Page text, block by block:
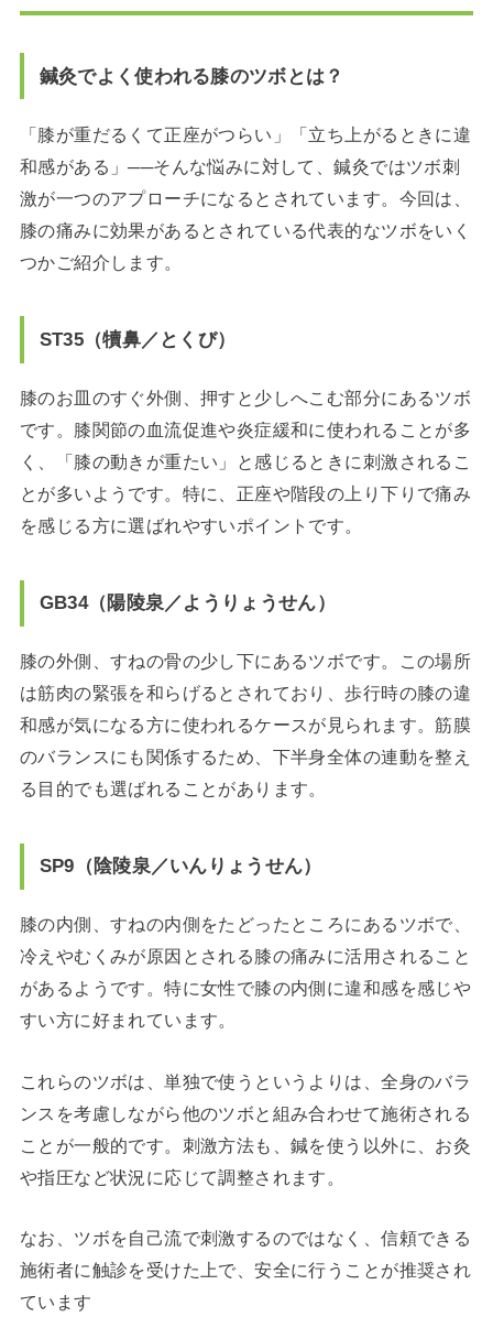
鍼灸でよく使われる膝のツボとは？
「膝が重だるくて正座がつらい」「立ち上がるときに違
和感がある」──そんな悩みに対して、鍼灸ではツボ刺
激が一つのアプローチになるとされています。今回は、
膝の痛みに効果があるとされている代表的なツボをいく
つかご紹介します。
ST35（犢鼻／とくび）
膝のお皿のすぐ外側、押すと少しへこむ部分にあるツボ
です。膝関節の血流促進や炎症緩和に使われることが多
く、「膝の動きが重たい」と感じるときに刺激されるこ
とが多いようです。特に、正座や階段の上り下りで痛み
を感じる方に選ばれやすいポイントです。
GB34（陽陵泉／ようりょうせん）
膝の外側、すねの骨の少し下にあるツボです。この場所
は筋肉の緊張を和らげるとされており、歩行時の膝の違
和感が気になる方に使われるケースが見られます。筋膜
のバランスにも関係するため、下半身全体の連動を整え
る目的でも選ばれることがあります。
SP9（陰陵泉／いんりょうせん）
膝の内側、すねの内側をたどったところにあるツボで、
冷えやむくみが原因とされる膝の痛みに活用されること
があるようです。特に女性で膝の内側に違和感を感じや
すい方に好まれています。
これらのツボは、単独で使うというよりは、全身のバラ
ンスを考慮しながら他のツボと組み合わせて施術される
ことが一般的です。刺激方法も、鍼を使う以外に、お灸
や指圧など状況に応じて調整されます。
なお、ツボを自己流で刺激するのではなく、信頼できる
施術者に触診を受けた上で、安全に行うことが推奨され
ています